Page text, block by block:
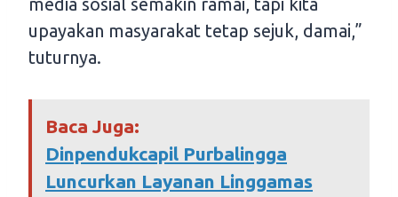
media sosial semakin ramai, tapi kita
upayakan masyarakat tetap sejuk, damai,”
tuturnya.
Baca Juga:
Dinpendukcapil Purbalingga
Luncurkan Layanan Linggamas